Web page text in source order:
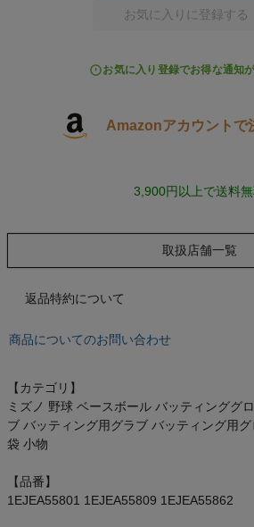
オン On
スポーツマリオTOP
お気に入りに登録する
お気に入り登録でお得な通知
Amazonアカウントで
3,900円以上で送料
取扱店舗一覧
返品特約について
商品についてのお問い合わせ
【カテゴリ】
ミズノ 野球 ベースボール バッティンググ
ブ バッティング用グラブ バッティング用
袋 小物
【品番】
1EJEA55801 1EJEA55809 1EJEA55862